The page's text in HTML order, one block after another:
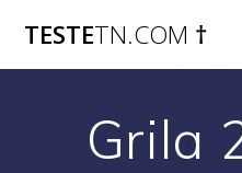
TESTETN.COM †
Grila